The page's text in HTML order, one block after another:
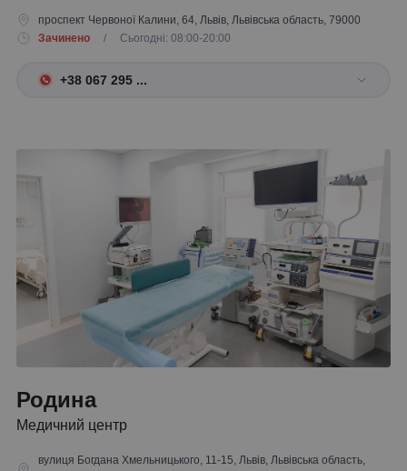
проспект Червоної Калини, 64, Львів, Львівська область, 79000
Зачинено
/ Сьогодні: 08:00-20:00
+38 067 295 ...
Родина
Медичний центр
вулиця Богдана Хмельницького, 11-15, Львів, Львівська область,